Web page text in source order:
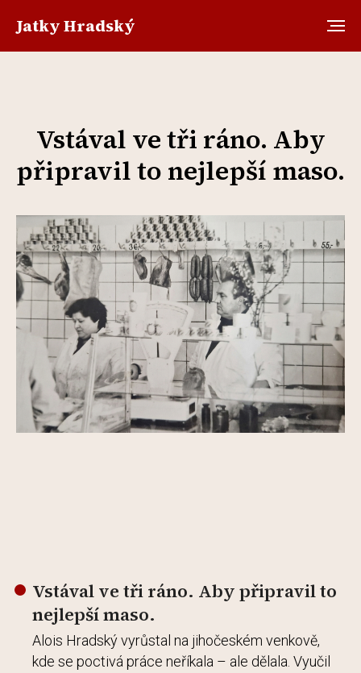
Jatky Hradský
Vstával ve tři ráno. Aby
připravil to nejlepší maso.
Vstával ve tři ráno. Aby připravil to
nejlepší maso.
Alois Hradský vyrůstal na jihočeském venkově,
kde se poctivá práce neříkala – ale dělala. Vyučil